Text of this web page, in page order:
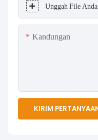
Unggah File Anda
Kandungan
KIRIM